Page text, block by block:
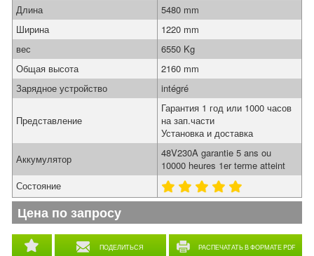
ПОДЕЛИТЬСЯ РАСПЕЧАТАТЬ В ФОРМАТЕ PDF
Длина
5480 mm
Ширина
1220 mm
вес
6550 Kg
Общая высота
2160 mm
Зарядное устройство
intégré
Представление
Гарантия 1 год или 1000 часов
на зап.части
Установка и доставка
Аккумулятор
48V230A garantie 5 ans ou
10000 heures 1er terme atteint
Состояние
Цена по запросу